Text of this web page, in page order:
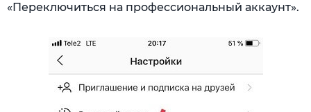
«Переключиться на профессиональный аккаунт».